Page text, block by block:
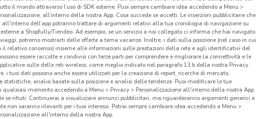
CasaTua,
il mondo attraverso l’uso di SDK esterne. Puoi sempre cambiare idea accedendo a Menu >
all’interno della nostra App. Cosa succede se accetti: Le inserzioni pubblicitarie che
all'interno dell’app potranno trattare di argomenti relativi alla tua cronologia di navigazione su
a Shopfully/Tiendeo. Ad esempio, se un servizio a noi collegato ci informa che hai navigato
potremo mostrarti delle offerte a tema vacanze. Inoltre, i dati sulla posizione (nel caso in cui
il relativo consenso) insieme alle informazioni sulle prestazioni della rete e agli identificativi del
essere raccolte e condivisi con terze parti per comprendere e migliorare la connettività e le
sulle delle reti wireless, come meglio indicato nel paragrafo 13.b della nostra Privacy
i tuoi dati possono anche essere utilizzati per la creazione di report, ricerche di mercato,
statistiche, analisi basate sulla posizione e analisi delle tendenze. Puoi modificare le tue
qualsiasi momento accedendo a Menu > Privacy > Personalizzazione all'interno della nostra App.
se rifiuti: Continuerai a visualizzare annunci pubblicitari, ma riguarderanno argomenti generici e
non saranno rilevanti per i tuoi interessi. Potrai sempre cambiare idea accedendo a Menu >
all'interno della nostra App.